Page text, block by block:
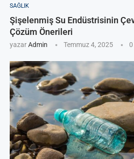
SAĞLIK
Şişelenmiş Su Endüstrisinin
Çözüm Önerileri
yazarAdmin Temmuz 4, 2025